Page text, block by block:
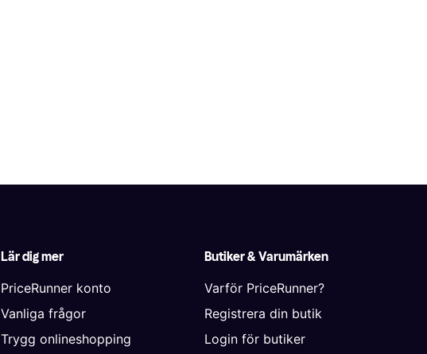
Lär dig mer
PriceRunner konto
Vanliga frågor
Trygg onlineshopping
Butiker & Varumärken
Varför PriceRunner?
Registrera din butik
Login för butiker